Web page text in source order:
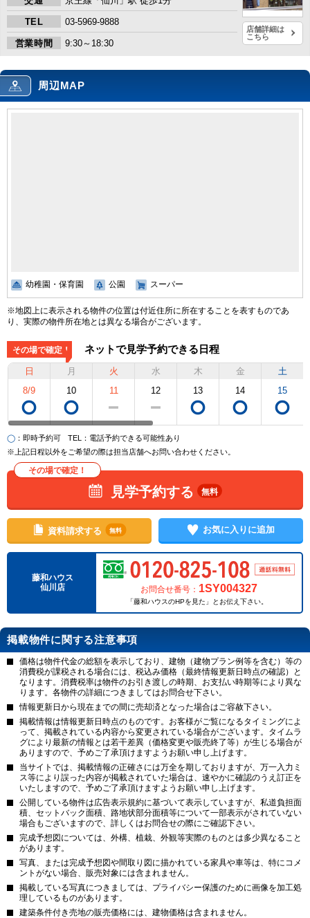
店舗詳細は
こちら
TEL 03-5969-9888
営業時間 9:30～18:30
周辺MAP
幼稚園・保育園 公園 スーパー
※地図上に表示される物件の位置は付近住所に所在することを表すものであ
り、実際の物件所在地とは異なる場合がございます。
その場で確定！ ネットで見学予約できる日程
日
8/9
月
10
火
11
水
12
木
13
金
14
土
15
◯ ：即時予約可 TEL
：電話予約できる可能性あり
※上記日程以外をご希望の際は担当店舗へお問い合わせください。
その場で確定！
見学予約する 無料
資料請求する 無料 お気に入りに追加
藤和ハウス
仙川店
お問合せ番号： 1SY004327
「藤和ハウスのHPを見た」とお伝え下さい。
掲載物件に関する注意事項
価格は物件代金の総額を表示しており、建物（建物プラン例等を含む）等の
消費税が課税される場合には、税込み価格（最終情報更新日時点の確認）と
なります。消費税率は物件のお引き渡しの時期、お支払い時期等により異な
ります。各物件の詳細につきましてはお問合せ下さい。
情報更新日から現在までの間に売却済となった場合はご容赦下さい。
掲載情報は情報更新日時点のものです。お客様がご覧になるタイミングによ
って、掲載されている内容から変更されている場合がございます。タイムラ
グにより最新の情報とは若干差異（価格変更や販売終了等）が生じる場合が
ありますので、予めご了承頂けますようお願い申し上げます。
当サイトでは、掲載情報の正確さには万全を期しておりますが、万一入力ミ
ス等により誤った内容が掲載されていた場合は、速やかに確認のうえ訂正を
いたしますので、予めご了承頂けますようお願い申し上げます。
公開している物件は広告表示規約に基づいて表示していますが、私道負担面
積、セットバック面積、路地状部分面積等について一部表示がされていない
場合もございますので、詳しくはお問合せの際にご確認下さい。
完成予想図については、外構、植栽、外観等実際のものとは多少異なること
があります。
写真、または完成予想図や間取り図に描かれている家具や車等は、特にコメ
ントがない場合、販売対象には含まれません。
掲載している写真につきましては、プライバシー保護のために画像を加工処
理しているものがあります。
建築条件付き売地の販売価格には、建物価格は含まれません。